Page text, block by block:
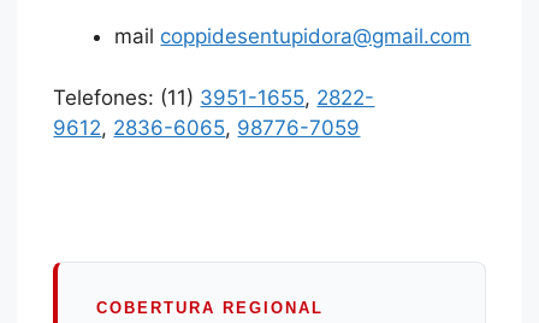
mail coppidesentupidora@gmail.com
Telefones: (11) 3951-1655, 2822-
9612, 2836-6065, 98776-7059
COBERTURA REGIONAL